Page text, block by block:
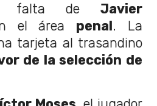
falta de Javier
el área penal. La
tarjeta al trasandino
de la selección de